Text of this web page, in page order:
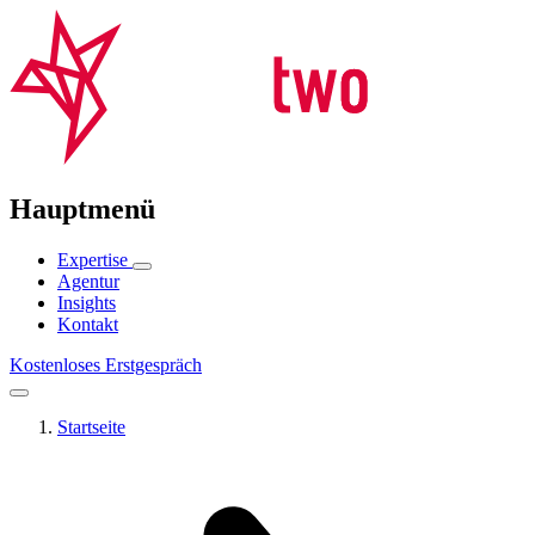
Hauptmenü
Expertise
Agentur
Insights
Kontakt
Kostenloses Erstgespräch
Startseite